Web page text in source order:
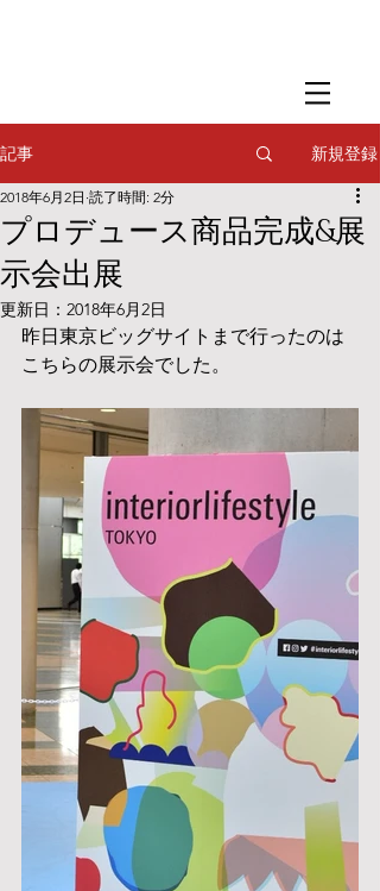
フードスタイリング
記事 新規登録
プロデュース商品完成&展
示会出展
2018年6月2日 読了時間: 2分
更新日： 2018年6月2日
昨日東京ビッグサイトまで行ったのは
こちらの展示会でした。